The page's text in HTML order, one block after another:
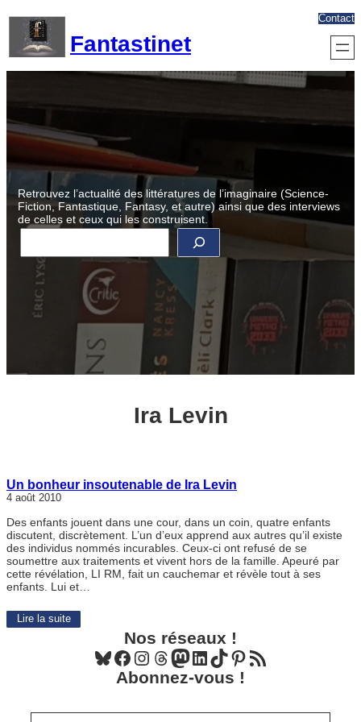
contenu
Fantastinet
Contact
Retrouvez l’actualité des littératures de l’imaginaire (Science-
Fiction, Fantastique, Fantasy, et autre) ainsi que des interviews
de celles et ceux qui les construisent.
R
c
Ira Levin
Un bonheur insoutenable de Ira Levin
4 août 2010
Des enfants jouent dans une cour, dans un coin, quatre enfants
discutent, discrètement. L’un d’eux apprend aux autres qu’il existe
des individus nommés incurables. Ceux-ci ont refusé de se
soumettre aux traitements et vivent hors de la famille. Apeuré par
cette révélation, LI RM, fait un cauchemar et révèle tout à ses
enfants. Lui et…
Lire la suite
Nos réseaux !
Bluesky Facebook Instagram Threads Mastodon LinkedIn TikTok Pinterest Flux RSS
Abonnez-vous !